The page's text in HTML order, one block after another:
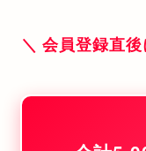
＼ 会員登録直